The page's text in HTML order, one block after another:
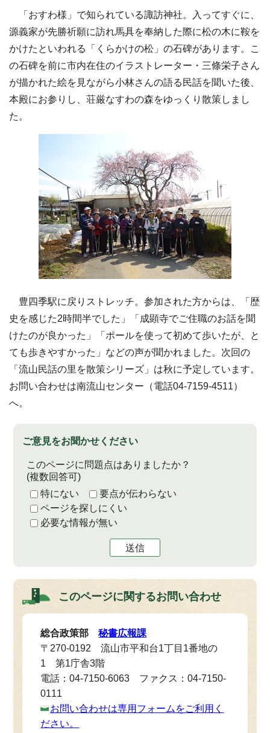
「おすわ様」で知られている諏訪神社。入ってすぐに、
源義家が先勝祈願に訪れ馬具を奉納した際に松の木に鞍を
かけたといわれる「くらかけの松」の石碑があります。こ
の石碑を前に市内在住のイラストレーター・三條栄子さん
が描かれた絵を見ながら小林さんの語る民話を聞いた後、
本殿にお参りし、荘厳なすわの森をゆっくり散策しまし
た。
豊四季駅に戻りストレッチ。参加された方からは、「歴
史を感じた2時間半でした」「成顕寺でご住職のお話を聞
けたのが良かった」「ポールを使って初めて歩いたが、と
ても歩きやすかった」などの声が聞かれました。次回の
「流山民話の里を散策シリーズ」は秋に予定しています。
お問い合わせは南流山センター（電話04-7159-4511）
へ。
ご意見をお聞かせください
このページに問題点はありましたか？
(複数回答可)
特にない
要点が伝わらない
ページを探しにくい
必要な情報が無い
送信
このページに関するお問い合わせ
総合政策部秘書広報課
〒270-0192 流山市平和台1丁目1番地の
1 第1庁舎3階
電話：04-7150-6063 ファクス：04-7150-
0111
お問い合わせは専用フォームをご利用く
ださい。